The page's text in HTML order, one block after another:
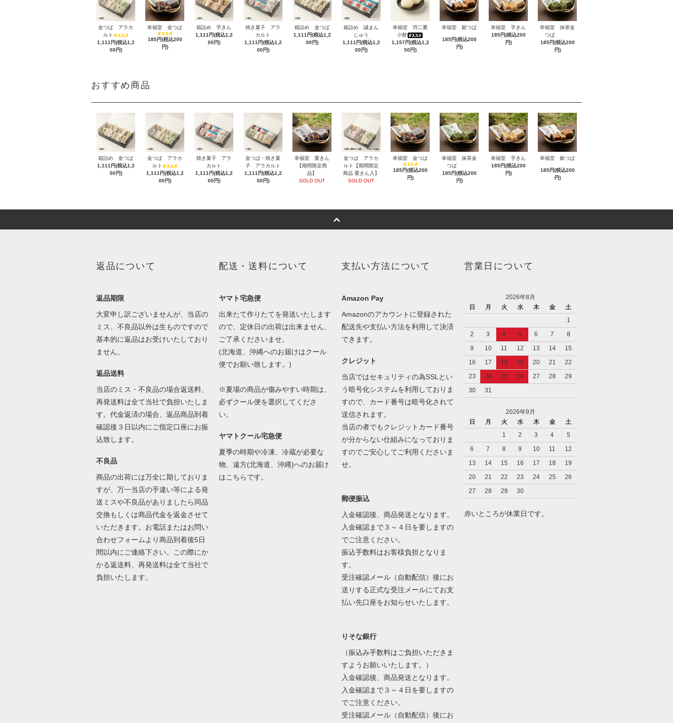
金つば アラカ
ルト
1,111円(税込1,2
00円)
幸福堂 金つば
185円(税込200
円)
箱詰め 芋きん
1,111円(税込1,2
00円)
焼き菓子 アラ
カルト
1,111円(税込1,2
00円)
箱詰め 金つば
1,111円(税込1,2
00円)
箱詰め 誠まん
じゅう
1,111円(税込1,2
00円)
幸福堂 羽二重
小餅
1,157円(税込1,2
50円)
幸福堂 銀つば
185円(税込200
円)
幸福堂 芋きん
185円(税込200
円)
幸福堂 抹茶金
つば
185円(税込200
円)
おすすめ商品
箱詰め 金つば
1,111円(税込1,2
00円)
金つば アラカ
ルト
1,111円(税込1,2
00円)
焼き菓子 アラ
カルト
1,111円(税込1,2
00円)
金つば・焼き菓
子 アラカルト
1,111円(税込1,2
00円)
幸福堂 栗きん
【期間限定商
品】
SOLD OUT
金つば アラカ
ルト【期間限定
商品 栗きん入】
SOLD OUT
幸福堂 金つば
185円(税込200
円)
幸福堂 抹茶金
つば
185円(税込200
円)
幸福堂 芋きん
185円(税込200
円)
幸福堂 銀つば
185円(税込200
円)
返品について
返品期限
大変申し訳ございませんが、当店の
ミス、不良品以外は生ものですので
基本的に返品はお受けいたしており
ません。
返品送料
当店のミス・不良品の場合返送料、
再発送料は全て当社で負担いたしま
す。代金返済の場合、返品商品到着
確認後３日以内にご指定口座にお振
込致します。
不良品
商品の出荷には万全に期しておりま
すが、万一当店の手違い等による発
送ミスや不良品がありましたら同品
交換もしくは商品代金を返金させて
いただきます。お電話またはお問い
合わせフォームより商品到着後5日
間以内にご連絡下さい。この際にか
かる返送料、再発送料は全て当社で
負担いたします。
配送・送料について
ヤマト宅急便
出来たて作りたてを発送いたします
ので、定休日の出荷は出来ません、
ご了承くださいませ。
(北海道、沖縄へのお届けはクール
便でお願い致します。)
※夏場の商品が傷みやすい時期は、
必ずクール便を選択してくださ
い。
ヤマトクール宅急便
夏季の時期や冷凍、冷蔵が必要な
物、遠方(北海道、沖縄)へのお届け
はこちらです。
支払い方法について
Amazon Pay
Amazonのアカウントに登録された
配送先や支払い方法を利用して決済
できます。
クレジット
当店ではセキュリティの為SSLとい
う暗号化システムを利用しておりま
すので、カード番号は暗号化されて
送信されます。
当店の者でもクレジットカード番号
が分からない仕組みになっておりま
すのでご安心してご利用くださいま
せ。
郵便振込
入金確認後、商品発送となります。
入金確認まで３～４日を要しますの
でご注意ください。
振込手数料はお客様負担となりま
す。
受注確認メール（自動配信）後にお
送りする正式な受注メールにてお支
払い先口座をお知らせいたします。
りそな銀行
（振込み手数料はご負担いただきま
すようお願いいたします。）
入金確認後、商品発送となります。
入金確認まで３～４日を要しますの
でご注意ください。
受注確認メール（自動配信）後にお
営業日について
2026年8月
日
月 火 水 木 金
土
1
2
3 4 5 6 7
8
9
10 11 12 13 14
15
16
17 18 19 20 21
22
23
24 25 26 27 28
29
30
31
2026年9月
日
月 火 水 木 金
土
1
2 3 4
5
6
7 8 9 10 11
12
13
14 15 16 17 18
19
20
21 22 23 24 25
26
27
28 29 30
赤いところが休業日です。